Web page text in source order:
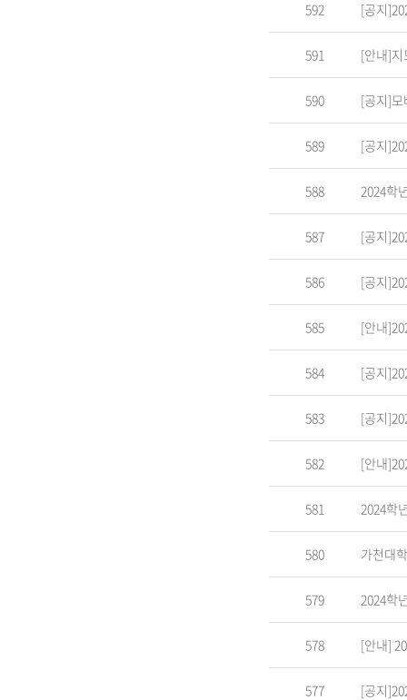
592 [공지
591 [안내]지
590 [공지]모
589 [공지
588 2024학
587 [공지
586 [공지
585 [안내
584 [공지
583 [공지
582 [안내
581 2024학
580 가천대
579 2024학
578 [안내]
577 [공지